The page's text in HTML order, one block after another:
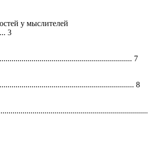
у мыслителей
3
7
8